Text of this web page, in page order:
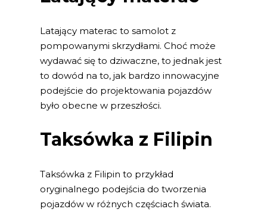
Latający materac to samolot z
pompowanymi skrzydłami. Choć może
wydawać się to dziwaczne, to jednak jest
to dowód na to, jak bardzo innowacyjne
podejście do projektowania pojazdów
było obecne w przeszłości.
Taksówka z Filipin
Taksówka z Filipin to przykład
oryginalnego podejścia do tworzenia
pojazdów w różnych częściach świata.